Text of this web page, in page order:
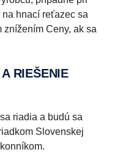
hnací reťazec sa
Ceny, ak sa
riadia a budú sa
Slovenskej